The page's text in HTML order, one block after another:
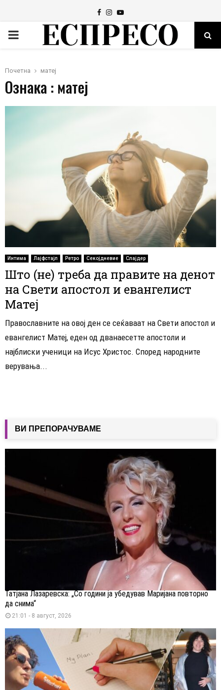
Facebook
Instagram
Youtube
PRIMARY
Почетна матеј
Ознака : матеј
Интима Лајфстајл Ретро Секојдневие Слајдер
Што (не) треба да правите на денот
на Свети апостол и евангелист
Матеј
Православните на овој ден се сеќаваат на Свети апостол и
евангелист Матеј, еден од дванаесетте апостоли и
најблиски ученици на Исус Христос. Според народните
верувања...
ВИ ПРЕПОРАЧУВАМЕ
Татјана Лазаревска: „Со години ја убедував Маријана повторно
да снима“
21:01 - 8 август, 2026